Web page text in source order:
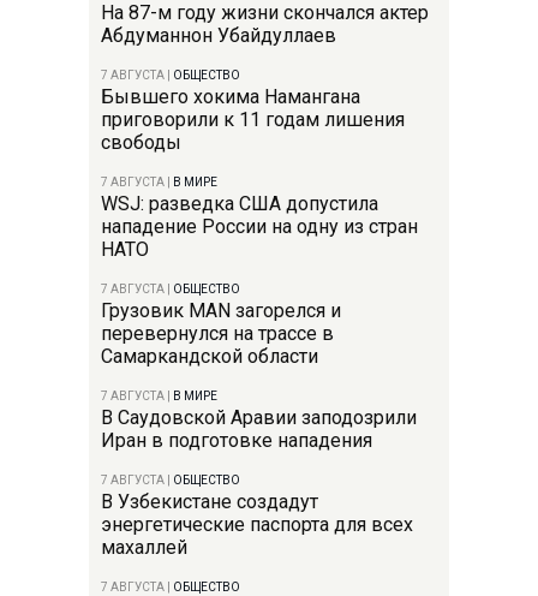
На 87-м году жизни скончался актер
Абдуманнон Убайдуллаев
7 АВГУСТА ОБЩЕСТВО
Бывшего хокима Намангана
приговорили к 11 годам лишения
свободы
7 АВГУСТА В МИРЕ
WSJ: разведка США допустила
нападение России на одну из стран
НАТО
7 АВГУСТА ОБЩЕСТВО
Грузовик MAN загорелся и
перевернулся на трассе в
Самаркандской области
7 АВГУСТА В МИРЕ
В Саудовской Аравии заподозрили
Иран в подготовке нападения
7 АВГУСТА ОБЩЕСТВО
В Узбекистане создадут
энергетические паспорта для всех
махаллей
7 АВГУСТА ОБЩЕСТВО